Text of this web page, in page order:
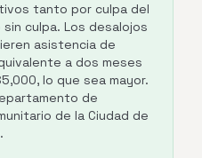
tanto por culpa del
sin culpa. Los desalojos
asistencia de
a dos meses
lo que sea mayor.
de
de la Ciudad de